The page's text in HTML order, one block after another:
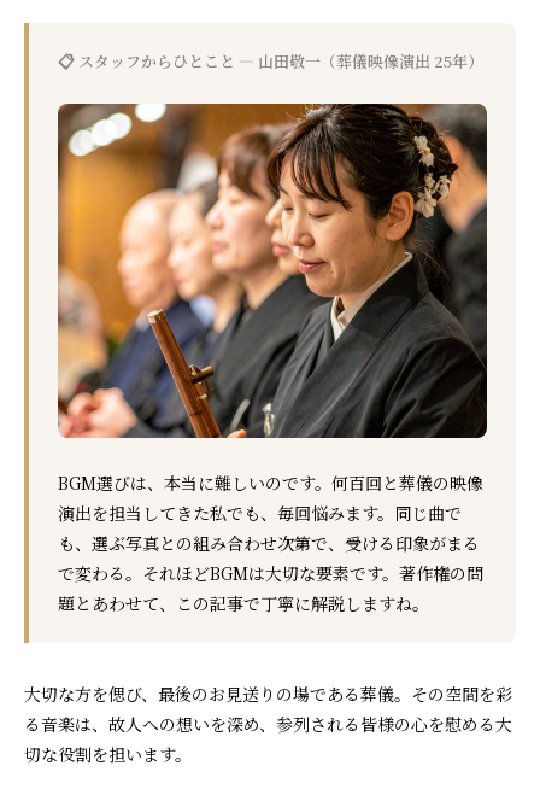
📋 スタッフからひとこと — 山田敬一（葬儀映像演出 25年）
BGM選びは、本当に難しいのです。何百回と葬儀の映像
演出を担当してきた私でも、毎回悩みます。同じ曲で
も、選ぶ写真との組み合わせ次第で、受ける印象がまる
で変わる。それほどBGMは大切な要素です。著作権の問
題とあわせて、この記事で丁寧に解説しますね。
大切な方を偲び、最後のお見送りの場である葬儀。その空間を彩
る音楽は、故人への想いを深め、参列される皆様の心を慰める大
切な役割を担います。